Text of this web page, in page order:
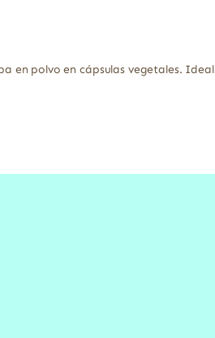
en polvo en cápsulas vegetales. Ideal